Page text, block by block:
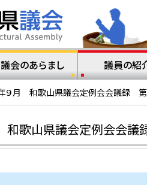
会のあらまし 議員の紹
９月 和歌山県議会定例会会議録 第
和歌山県議会定例会会議